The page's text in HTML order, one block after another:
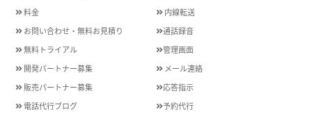
料金
お問い合わせ・無料お見積り
無料トライアル
開発パートナー募集
販売パートナー募集
電話代行ブログ
内線転送
通話録音
管理画面
メール連絡
応答指示
予約代行